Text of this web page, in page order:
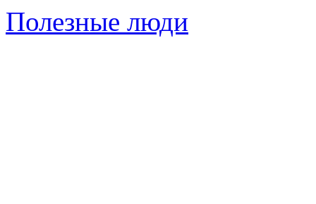
Полезные люди